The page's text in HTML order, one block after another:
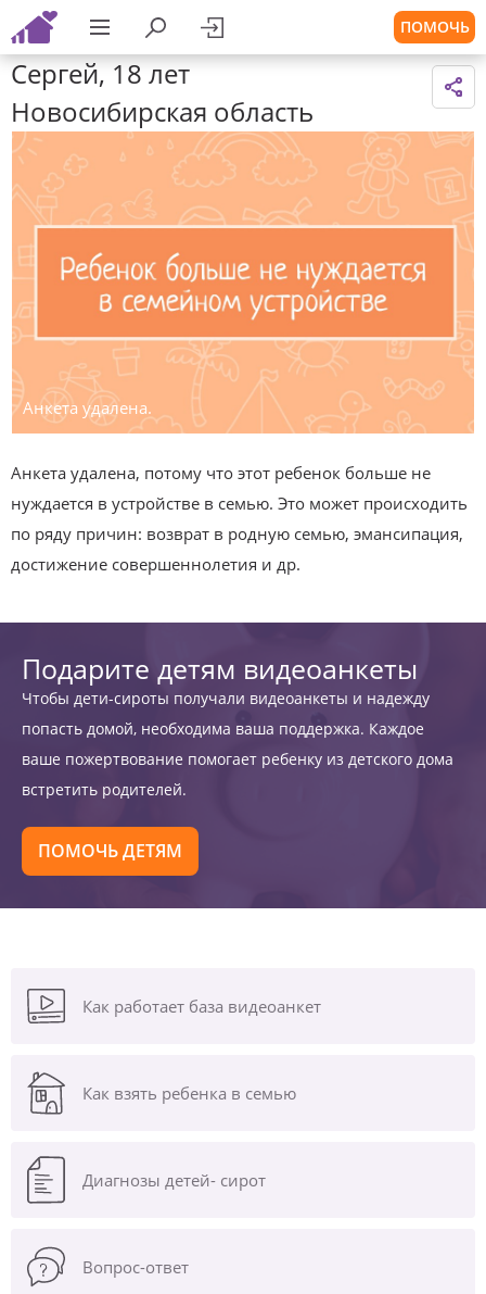
ПОМОЧЬ
Сергей, 18 лет
Новосибирская область
Анкета удалена.
Анкета удалена, потому что этот ребенок больше не
нуждается в устройстве в семью. Это может происходить
по ряду причин: возврат в родную семью, эмансипация,
достижение совершеннолетия и др.
Подарите детям видеоанкеты
Чтобы дети-сироты получали видеоанкеты и надежду
попасть домой, необходима ваша поддержка. Каждое
ваше пожертвование помогает ребенку из детского дома
встретить родителей.
ПОМОЧЬ ДЕТЯМ
Как работает база видеоанкет
Как взять ребенка в семью
Диагнозы детей- сирот
Вопрос-ответ